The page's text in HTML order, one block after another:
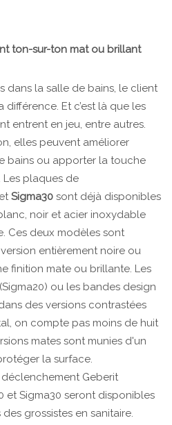
ton-sur-ton mat ou brillant
dans la salle de bains, le client
Et c’est là que les
entrent en jeu, entre autres.
elles peuvent améliorer
bains ou apporter la touche
plaques de
etSigma30 sont déjà disponibles
noir et acier inoxydable
Ces deux modèles sont
entièrement noire ou
finition mate ou brillante. Les
ou les bandes design
des versions contrastées
on compte pas moins de huit
mates sont munies d'un
la surface.
Geberit
et Sigma30 seront disponibles
grossistes en sanitaire.